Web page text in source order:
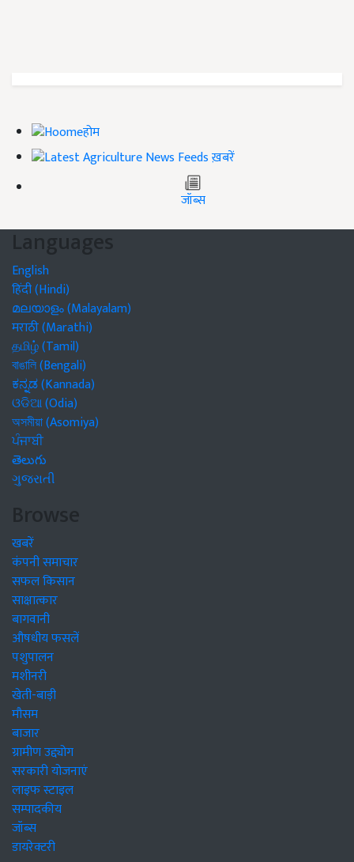
होम
ख़बरें
जॉब्स
Languages
English
हिंदी (Hindi)
മലയാളം (Malayalam)
मराठी (Marathi)
தமிழ் (Tamil)
বাঙালি (Bengali)
ಕನ್ನಡ (Kannada)
ଓଡିଆ (Odia)
অসমীয়া (Asomiya)
ਪੰਜਾਬੀ
తెలుగు
ગુજરાતી
Browse
खबरें
कंपनी समाचार
सफल किसान
साक्षात्कार
बागवानी
औषधीय फसलें
पशुपालन
मशीनरी
खेती-बाड़ी
मौसम
बाजार
ग्रामीण उद्द्योग
सरकारी योजनाएं
लाइफ स्टाइल
सम्पादकीय
जॉब्स
डायरेक्टरी